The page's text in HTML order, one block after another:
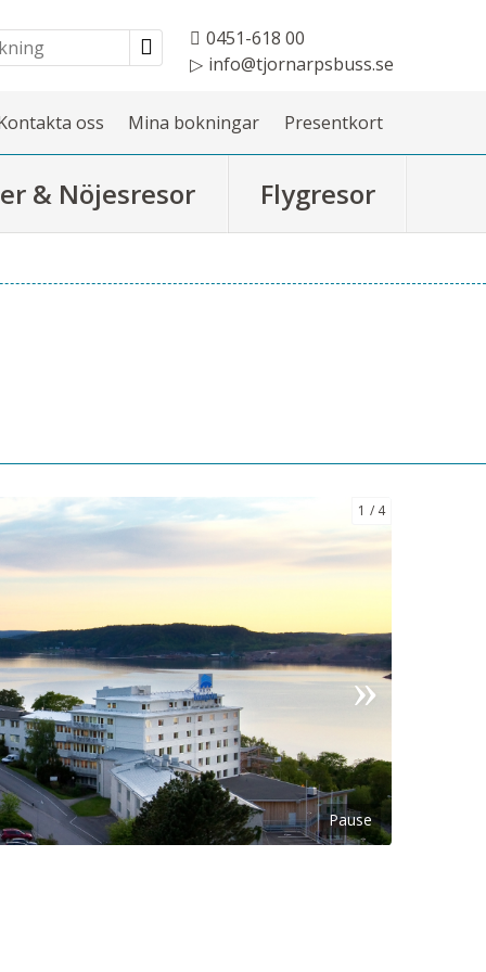
0451-618 00
info@tjornarpsbuss.se
oss Mina bokningar Presentkort
& Nöjesresor Flygresor
Pause
1 4